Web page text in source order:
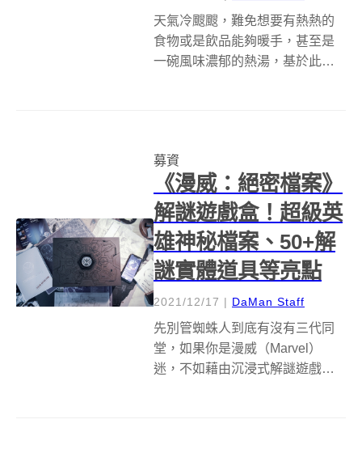
天氣冷颼颼，難免想要有熱熱的
食物或是飲品能夠暖手，甚至是
一碗風味濃郁的熱湯，基於此想
方便的「濾掛高湯包YOHAKU
Dr...
募資
《漫威：絕密檔案》
解謎遊戲盒！超級英
雄神秘檔案、50+解
謎實體道具等亮點
2021/12/17 | DaMan Staff
先別管蜘蛛人到底有沒有三代同
堂，如果你是漫威（Marvel）
迷，不如藉由沉浸式解謎遊戲